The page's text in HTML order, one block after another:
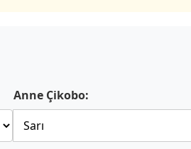
Anne Çikobo: